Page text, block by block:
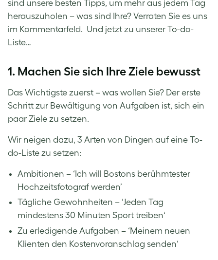
sind unsere besten Tipps, um mehr aus jedem Tag
herauszuholen – was sind Ihre? Verraten Sie es uns
im Kommentarfeld. Und jetzt zu unserer To-do-
Liste…
1. Machen Sie sich Ihre Ziele bewusst
Das Wichtigste zuerst – was wollen Sie? Der erste
Schritt zur Bewältigung von Aufgaben ist, sich ein
paar Ziele zu setzen.
Wir neigen dazu, 3 Arten von Dingen auf eine To-
do-Liste zu setzen:
Ambitionen – ‘Ich will Bostons berühmtester
Hochzeitsfotograf werden’
Tägliche Gewohnheiten – ‘Jeden Tag
mindestens 30 Minuten Sport treiben‘
Zu erledigende Aufgaben – ‘Meinem neuen
Klienten den Kostenvoranschlag senden‘